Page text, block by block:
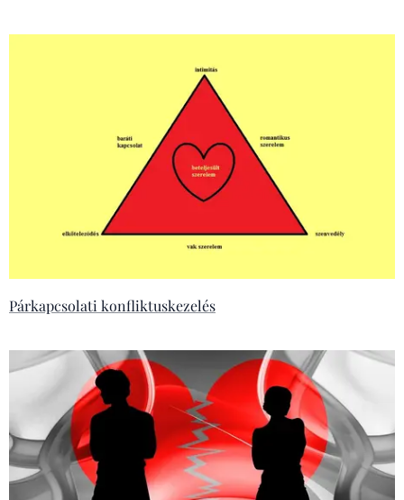
Párkapcsolati konfliktuskezelés